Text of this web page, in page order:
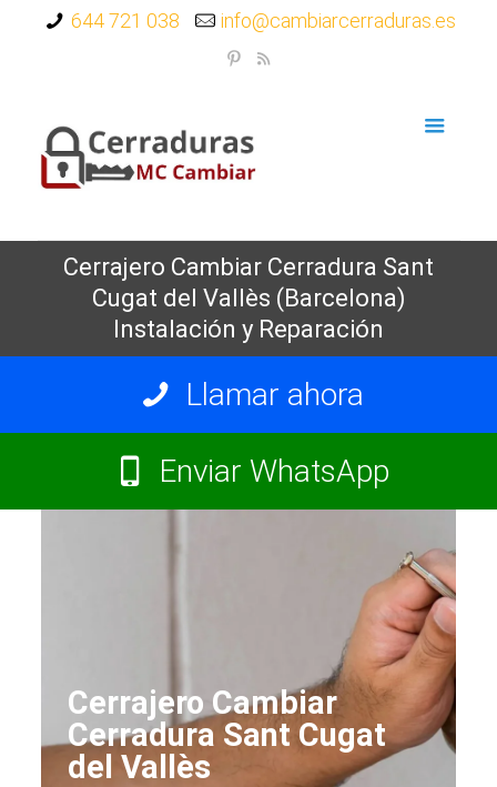
644 721 038 info@cambiarcerraduras.es
Cerrajero Cambiar Cerradura Sant
Cugat del Vallès (Barcelona)
Instalación y Reparación
Llamar ahora
Enviar WhatsApp
Cerrajero Cambiar
Cerradura Sant Cugat
del Vallès